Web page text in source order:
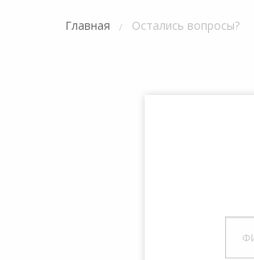
Главная Остались вопросы?